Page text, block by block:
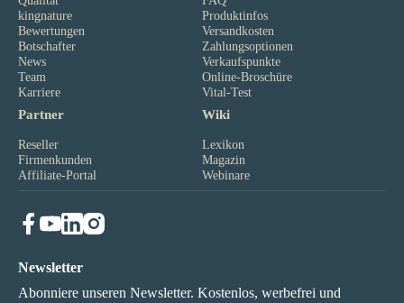
kingnature
Bewertungen
Botschafter
News
Team
Karriere
Produktinfos
Versandkosten
Zahlungsoptionen
Verkaufspunkte
Online-Broschüre
Vital-Test
Partner
Reseller
Firmenkunden
Affiliate-Portal
Wiki
Lexikon
Magazin
Webinare
Newsletter
Abonniere unseren Newsletter. Kostenlos, werbefrei und